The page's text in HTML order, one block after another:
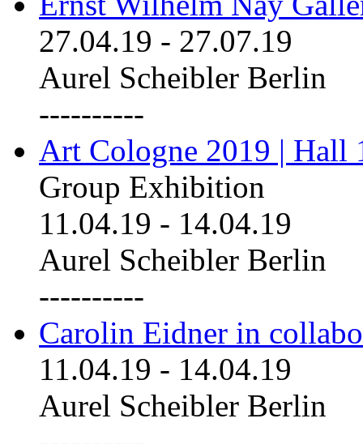
27.04.19 - 27.07.19
Aurel Scheibler Berlin
----------
Art Cologne 2019 | Hall
Group Exhibition
11.04.19 - 14.04.19
Aurel Scheibler Berlin
----------
Carolin Eidner in
11.04.19 - 14.04.19
Aurel Scheibler Berlin